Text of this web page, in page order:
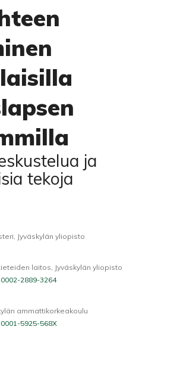
ja
tekoja
Jyväskylän yliopisto
laitos, Jyväskylän yliopisto
2889-3264
ammattikorkeakoulu
5925-568X